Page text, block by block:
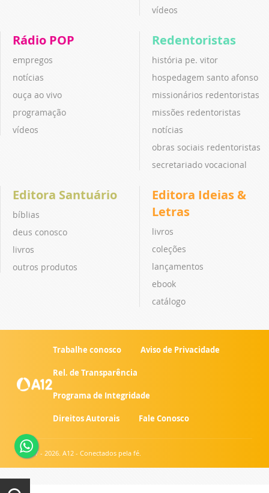
vídeos
Rádio POP
empregos
notícias
ouça ao vivo
programação
vídeos
Redentoristas
história pe. vitor
hospedagem santo afonso
missionários redentoristas
missões redentoristas
notícias
obras sociais redentoristas
secretariado vocacional
Editora Santuário
bíblias
deus conosco
livros
outros produtos
Editora Ideias &
Letras
livros
coleções
lançamentos
ebook
catálogo
Trabalhe conosco Aviso de Privacidade
Rel. de Transparência
Programa de Integridade
Direitos Autorais Fale Conosco
© 2007 - 2026. A12 - Conectados pela fé.